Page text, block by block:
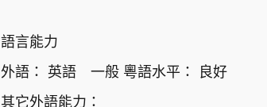
語言能力
外語： 英語 一般 粵語水平： 良好
其它外語能力：